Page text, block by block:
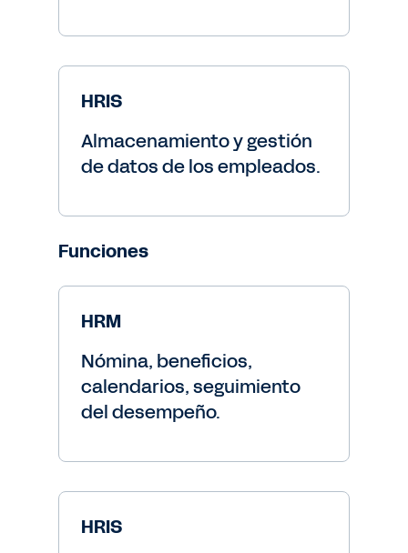
HRIS
Almacenamiento y gestión
de datos de los empleados.
Funciones
HRM
Nómina, beneficios,
calendarios, seguimiento
del desempeño.
HRIS